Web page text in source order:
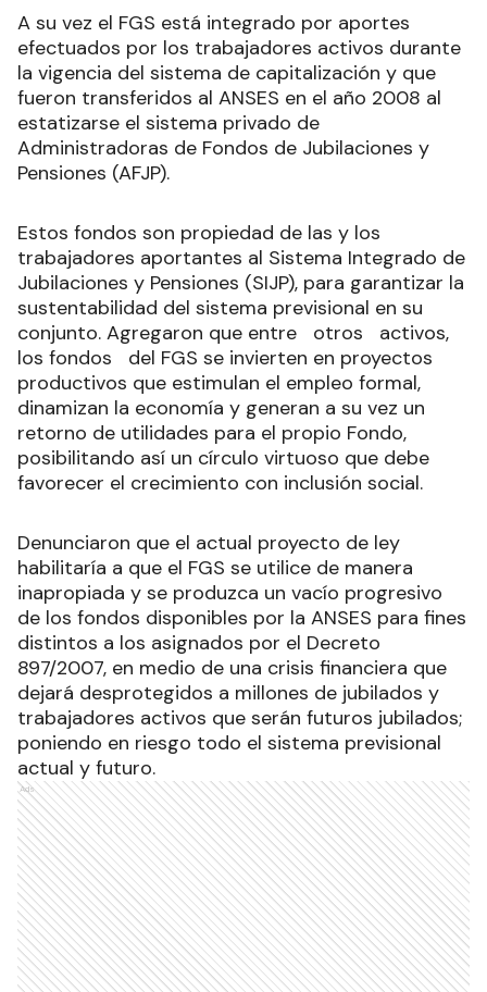
A su vez el FGS está integrado por aportes
efectuados por los trabajadores activos durante
la vigencia del sistema de capitalización y que
fueron transferidos al ANSES en el año 2008 al
estatizarse el sistema privado de
Administradoras de Fondos de Jubilaciones y
Pensiones (AFJP).
Estos fondos son propiedad de las y los
trabajadores aportantes al Sistema Integrado de
Jubilaciones y Pensiones (SIJP), para garantizar la
sustentabilidad del sistema previsional en su
conjunto. Agregaron que entre otros activos,
los fondos del FGS se invierten en proyectos
productivos que estimulan el empleo formal,
dinamizan la economía y generan a su vez un
retorno de utilidades para el propio Fondo,
posibilitando así un círculo virtuoso que debe
favorecer el crecimiento con inclusión social.
Denunciaron que el actual proyecto de ley
habilitaría a que el FGS se utilice de manera
inapropiada y se produzca un vacío progresivo
de los fondos disponibles por la ANSES para fines
distintos a los asignados por el Decreto
897/2007, en medio de una crisis financiera que
dejará desprotegidos a millones de jubilados y
trabajadores activos que serán futuros jubilados;
poniendo en riesgo todo el sistema previsional
actual y futuro.
Ads